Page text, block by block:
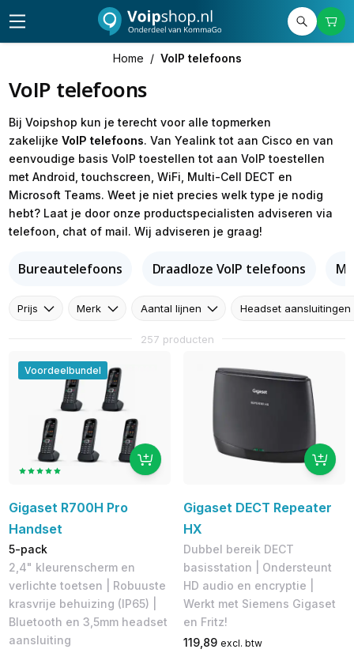
Home / VoIP telefoons
VoIP telefoons
Bij Voipshop kun je terecht voor alle topmerken
zakelijke VoIP telefoons. Van Yealink tot aan Cisco en van
eenvoudige basis VoIP toestellen tot aan VoIP toestellen
met Android, touchscreen, WiFi, Multi-Cell DECT en
Microsoft Teams. Weet je niet precies welk type je nodig
hebt? Laat je door onze productspecialisten adviseren via
telefoon, chat of mail. Wij adviseren je graag!
Bureautelefoons Draadloze VoIP telefoons
Prijs Merk Aantal lijnen Headset aansluitingen
257 producten
Voordeelbundel
Gigaset R700H Pro
Handset
5-pack
2,4" kleurenscherm en
verlichte toetsen | Robuuste
krasvrije behuizing (IP65) |
Bluetooth en 3,5mm headset
aansluiting
Gigaset DECT Repeater
HX
Dubbel bereik DECT
basisstation | Ondersteunt
HD audio en encryptie | ​
Werkt met Siemens Gigaset
en Fritz!
119,89 excl. btw